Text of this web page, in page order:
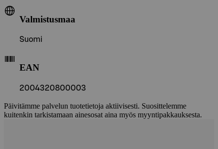
Valmistusmaa
Suomi
EAN
2004320800003
Päivitämme palvelun tuotetietoja aktiivisesti. Suosittelemme
kuitenkin tarkistamaan ainesosat aina myös myyntipakkauksesta.